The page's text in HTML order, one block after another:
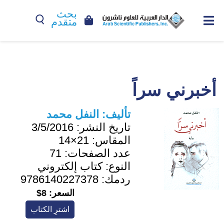
بحث
متقدم
أخبرني سراً
تأليف: النفل محمد
تاريخ النشر: 3/5/2016
المقاس: 21×14
عدد الصفحات: 71
النوع:كتاب إلكتروني
ردمك: 9786140227378
السعر: 8$
اشترِ الكتاب